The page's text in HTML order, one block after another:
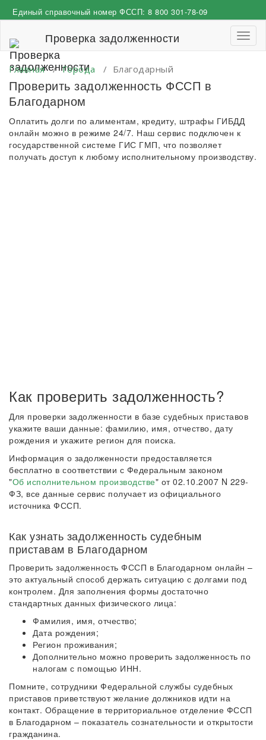
к
Единый справочный номер ФССП: 8 800 301-78-09
Проверка задолженности
Главная/Города / Благодарный
Проверить задолженность ФССП в
Благодарном
Оплатить долги по алиментам, кредиту, штрафы ГИБДД
онлайн можно в режиме 24/7. Наш сервис подключен к
государственной системе ГИС ГМП, что позволяет
получать доступ к любому исполнительному производству.
Как проверить задолженность?
Для проверки задолженности в базе судебных приставов
укажите ваши данные: фамилию, имя, отчество, дату
рождения и укажите регион для поиска.
Информация о задолженности предоставляется
бесплатно в соответствии с Федеральным законом
"Об исполнительном производстве" от 02.10.2007 N 229-
ФЗ, все данные сервис получает из официального
источника ФССП.
Как узнать задолженность судебным
приставам в Благодарном
Проверить задолженность ФССП в Благодарном онлайн –
это актуальный способ держать ситуацию с долгами под
контролем. Для заполнения формы достаточно
стандартных данных физического лица:
Фамилия, имя, отчество;
Дата рождения;
Регион проживания;
Дополнительно можно проверить задолженность по
налогам с помощью ИНН.
Помните, сотрудники Федеральной службы судебных
приставов приветствуют желание должников идти на
контакт. Обращение в территориальное отделение ФССП
в Благодарном – показатель сознательности и открытости
гражданина.